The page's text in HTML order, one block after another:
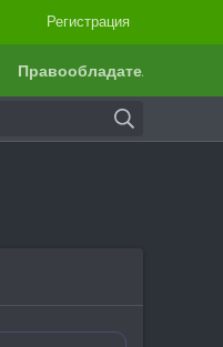
Регистрация
Правообладателям